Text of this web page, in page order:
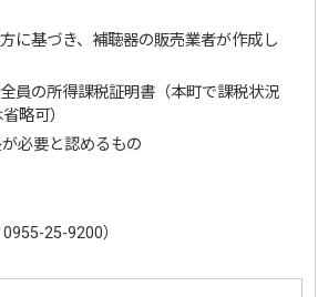
に基づき、補聴器の販売業者が作成し
員の所得課税証明書（本町で課税状況
略可）
必要と認めるもの
25-9200）